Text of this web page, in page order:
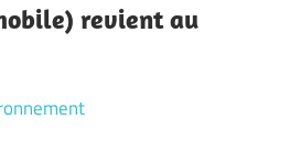
revient au